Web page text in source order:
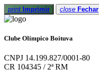
print Imprimir close Fechar
Clube Olímpico Boituva
CNPJ 14.199.827/0001-80
CR 104345 / 2ª RM